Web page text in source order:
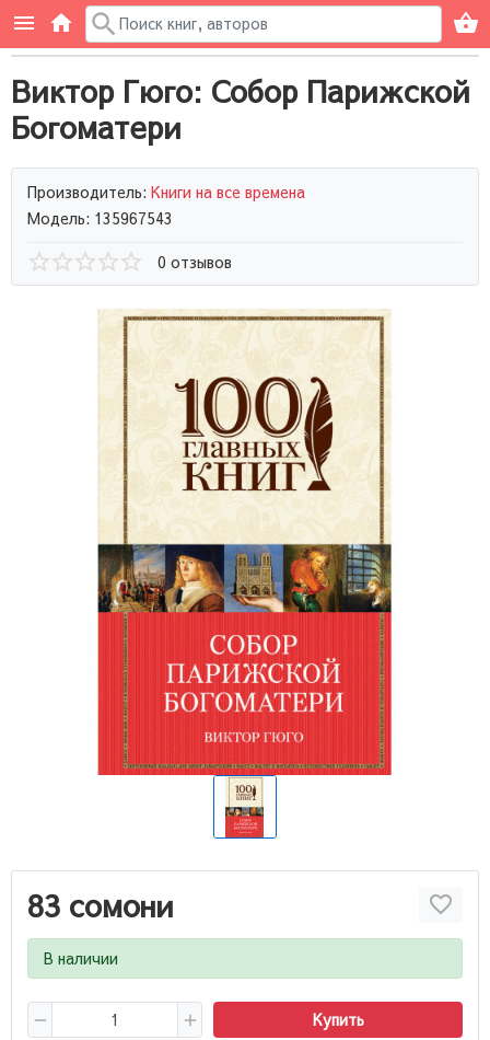
Виктор Гюго: Собор Парижской
Богоматери
Производитель: Книги на все времена
Модель: 135967543
0 отзывов
83 сомони
В наличии
Купить